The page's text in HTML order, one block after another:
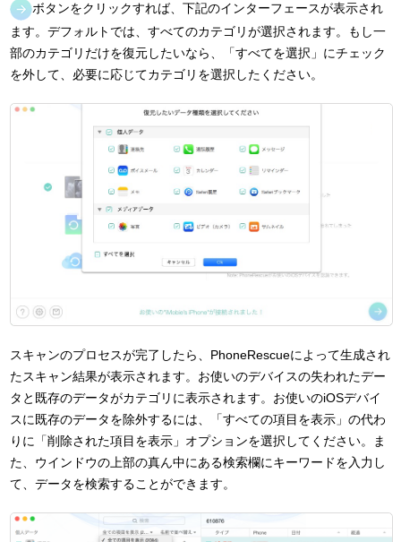
ボタンをクリックすれば、下記のインターフェースが表示され
ます。デフォルトでは、すべてのカテゴリが選択されます。もし一
部のカテゴリだけを復元したいなら、「すべてを選択」にチェック
を外して、必要に応じてカテゴリを選択したください。
スキャンのプロセスが完了したら、PhoneRescueによって生成され
たスキャン結果が表示されます。お使いのデバイスの失われたデー
タと既存のデータがカテゴリに表示されます。お使いのiOSデバイ
スに既存のデータを除外するには、「すべての項目を表示」の代わ
りに「削除された項目を表示」オプションを選択してください。ま
た、ウインドウの上部の真ん中にある検索欄にキーワードを入力し
て、データを検索することができます。